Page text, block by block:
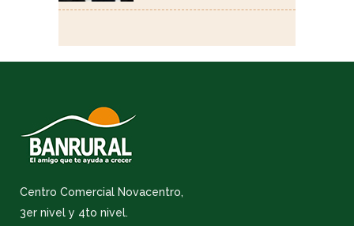
Centro Comercial Novacentro,
3er nivel y 4to nivel.